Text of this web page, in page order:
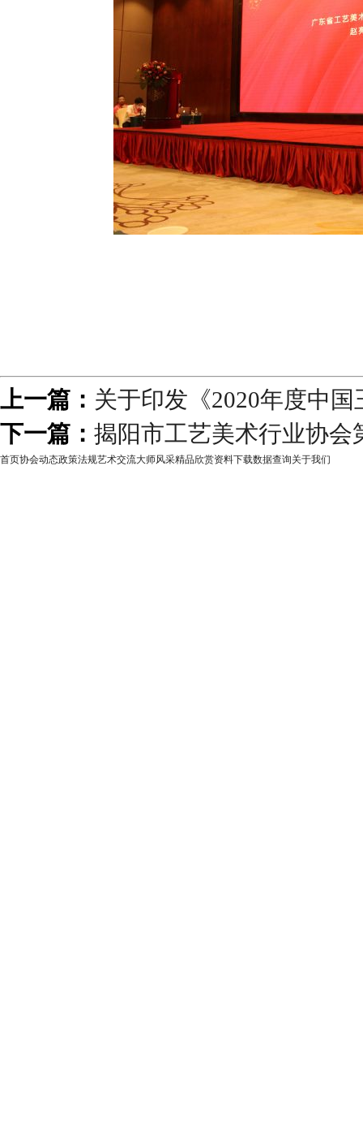
上一篇： 关于印发《2020年度中
下一篇： 揭阳市工艺美术行业协
首页协会动态政策法规艺术交流大师风采精品欣赏资料下载数据查询关于我们